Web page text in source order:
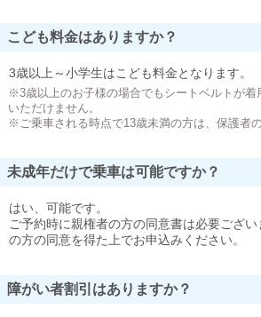
こども料金はありますか？
3歳以上～小学生はこども料金となります。
※3歳以上のお子様の場合でもシートベルトが着
いただけません。
※ご乗車される時点で13歳未満の方は、保護者
未成年だけで乗車は可能ですか？
はい、可能です。
ご予約時に親権者の方の同意書は必要ござ
の方の同意を得た上でお申込みください。
障がい者割引はありますか？